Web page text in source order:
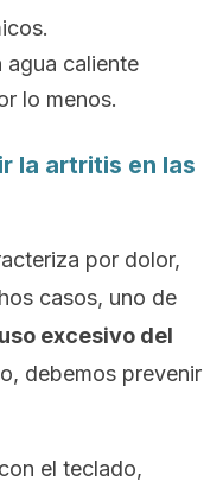
agua caliente
lo menos.
la artritis en las
por dolor,
casos, uno de
uso excesivo del
debemos prevenir
el teclado,